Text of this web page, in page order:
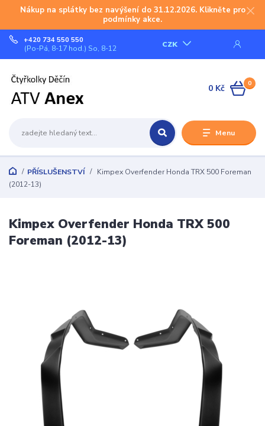
Nákup na splátky bez navýšení do 31.12.2026. Klikněte pro
podmínky akce.
Menu
CZK
+420 734 550 550
(Po-Pá, 8-17 hod.) So, 8-12
0
0 Kč
PŘÍSLUŠENSTVÍ
Kimpex Overfender Honda TRX 500 Foreman
(2012-13)
Kimpex Overfender Honda TRX 500
Foreman (2012-13)